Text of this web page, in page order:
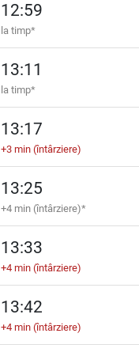
12:59
la timp*
13:11
la timp*
13:17
+3 min (întârziere)
13:25
+4 min (întârziere)*
13:33
+4 min (întârziere)
13:42
+4 min (întârziere)